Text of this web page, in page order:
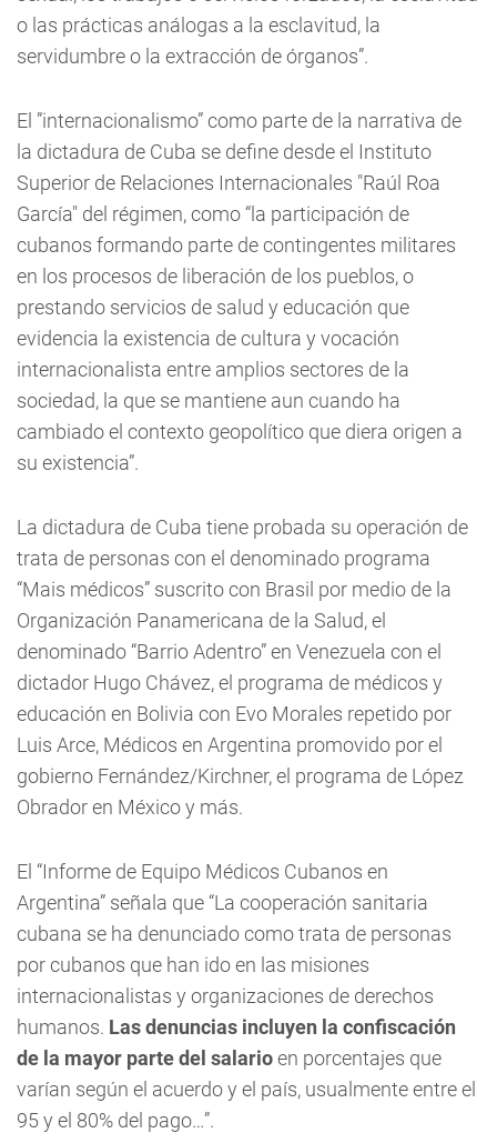
o las prácticas análogas a la esclavitud, la
servidumbre o la extracción de órganos”.
El ”internacionalismo” como parte de la narrativa de
la dictadura de Cuba se define desde el Instituto
Superior de Relaciones Internacionales "Raúl Roa
García" del régimen, como “la participación de
cubanos formando parte de contingentes militares
en los procesos de liberación de los pueblos, o
prestando servicios de salud y educación que
evidencia la existencia de cultura y vocación
internacionalista entre amplios sectores de la
sociedad, la que se mantiene aun cuando ha
cambiado el contexto geopolítico que diera origen a
su existencia”.
La dictadura de Cuba tiene probada su operación de
trata de personas con el denominado programa
“Mais médicos” suscrito con Brasil por medio de la
Organización Panamericana de la Salud, el
denominado “Barrio Adentro” en Venezuela con el
dictador Hugo Chávez, el programa de médicos y
educación en Bolivia con Evo Morales repetido por
Luis Arce, Médicos en Argentina promovido por el
gobierno Fernández/Kirchner, el programa de López
Obrador en México y más.
El “Informe de Equipo Médicos Cubanos en
Argentina” señala que “La cooperación sanitaria
cubana se ha denunciado como trata de personas
por cubanos que han ido en las misiones
internacionalistas y organizaciones de derechos
humanos. Las denuncias incluyen la confiscación
de la mayor parte del salarioen porcentajes que
varían según el acuerdo y el país, usualmente entre el
95 y el 80% del pago…”.